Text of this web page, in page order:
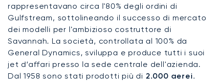
rappresentavano circa l'80% degli ordini di
Gulfstream, sottolineando il successo di mercato
dei modelli per l'ambizioso costruttore di
Savannah. La società, controllata al 100% da
General Dynamics, sviluppa e produce tutti i suoi
jet d’affari presso la sede centrale dell'azienda.
Dal 1958 sono stati prodotti più di 2.000 aerei.